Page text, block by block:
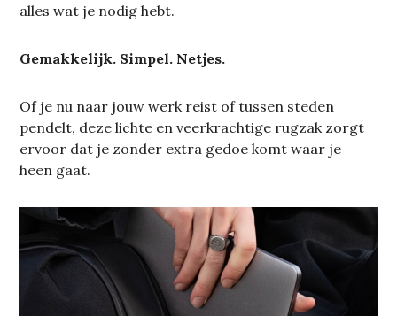
alles wat je nodig hebt.
Gemakkelijk. Simpel. Netjes.
Of je nu naar jouw werk reist of tussen steden
pendelt, deze lichte en veerkrachtige rugzak zorgt
ervoor dat je zonder extra gedoe komt waar je
heen gaat.